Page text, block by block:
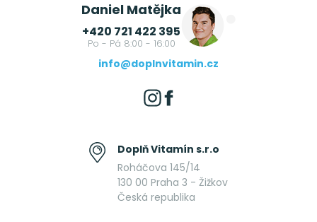
Daniel Matějka
+420 721 422 395
Po - Pá 8:00 - 16:00
info@doplnvitamin.cz
Doplň Vitamín s.r.o
Roháčova 145/14
130 00 Praha 3 - Žižkov
Česká republika